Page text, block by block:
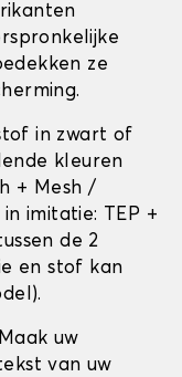
ze
in zwart of
kleuren
+ Mesh /
imitatie: TEP +
de 2
en stof kan
uw
van uw